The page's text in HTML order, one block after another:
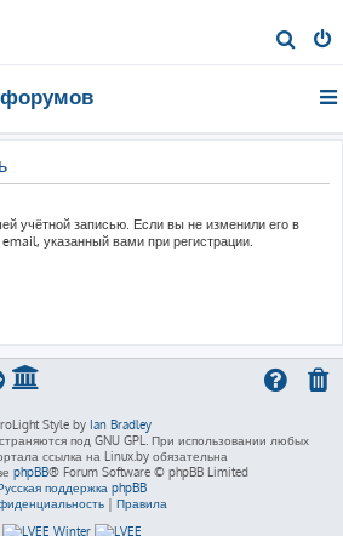
о
учётной записью. Если вы не изменили его в
указанный вами при регистрации.
Style by Ian Bradley
под GNU GPL. При использовании любых
ссылка на Linux.by обязательна
phpBB® Forum Software © phpBB Limited
поддержка phpBB
| Правила